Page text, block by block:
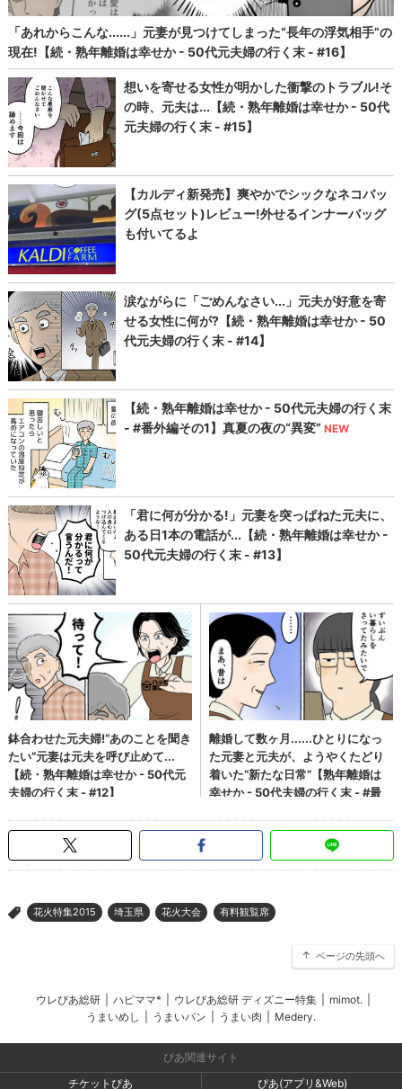
> 花火特集2015 埼玉県 花火大会 有料観覧席
ページの先頭へ
ウレぴあ総研 ハピママ* ウレぴあ総研 ディズニー特集 mimot.
うまいめし
うまいパン うまい肉 Medery.
ぴあ関連サイト
チケットぴあ
ぴあ(アプリ&Web)